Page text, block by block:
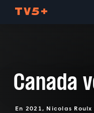
Canada
En 2021, Nicolas